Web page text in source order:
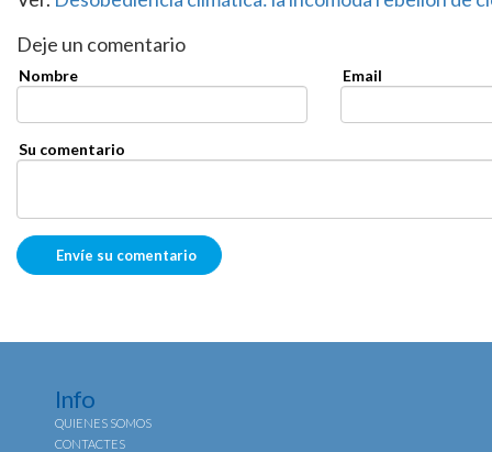
Deje un comentario
Nombre Email
Su comentario
Info
QUIENES SOMOS
CONTACTES